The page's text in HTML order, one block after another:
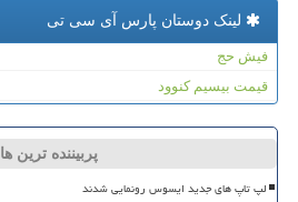
لینک دوستان پارس آی سی تی
فیش حج
قیمت بیسیم کنوود
پربیننده ترین ها
لپ تاپ های جدید ایسوس رونمایی شدند